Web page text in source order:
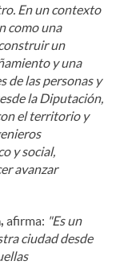
En un contexto
como una
un
y una
de las personas y
la Diputación,
el territorio y
y social,
avanzar
afirma: "Es un
ciudad desde